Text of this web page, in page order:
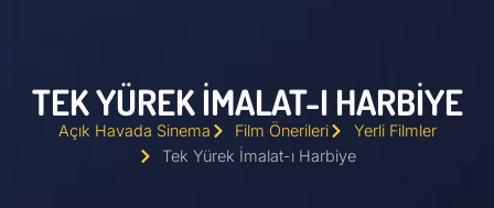
TEK YÜREK İMALAT-I HARBIYE
Açık Havada Sinema Film Önerileri
Yerli Filmler
Tek Yürek İmalat-ı Harbiye